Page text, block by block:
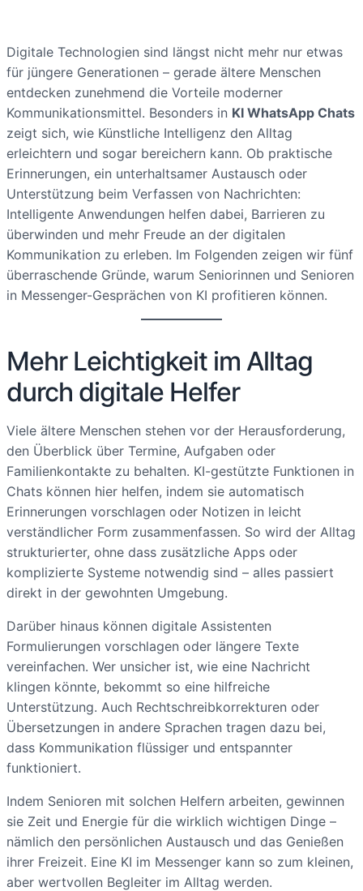
Digitale Technologien sind längst nicht mehr nur etwas
für jüngere Generationen – gerade ältere Menschen
entdecken zunehmend die Vorteile moderner
Kommunikationsmittel. Besonders in KI WhatsApp Chats
zeigt sich, wie Künstliche Intelligenz den Alltag
erleichtern und sogar bereichern kann. Ob praktische
Erinnerungen, ein unterhaltsamer Austausch oder
Unterstützung beim Verfassen von Nachrichten:
Intelligente Anwendungen helfen dabei, Barrieren zu
überwinden und mehr Freude an der digitalen
Kommunikation zu erleben. Im Folgenden zeigen wir fünf
überraschende Gründe, warum Seniorinnen und Senioren
in Messenger-Gesprächen von KI profitieren können.
Mehr Leichtigkeit im Alltag
durch digitale Helfer
Viele ältere Menschen stehen vor der Herausforderung,
den Überblick über Termine, Aufgaben oder
Familienkontakte zu behalten. KI-gestützte Funktionen in
Chats können hier helfen, indem sie automatisch
Erinnerungen vorschlagen oder Notizen in leicht
verständlicher Form zusammenfassen. So wird der Alltag
strukturierter, ohne dass zusätzliche Apps oder
komplizierte Systeme notwendig sind – alles passiert
direkt in der gewohnten Umgebung.
Darüber hinaus können digitale Assistenten
Formulierungen vorschlagen oder längere Texte
vereinfachen. Wer unsicher ist, wie eine Nachricht
klingen könnte, bekommt so eine hilfreiche
Unterstützung. Auch Rechtschreibkorrekturen oder
Übersetzungen in andere Sprachen tragen dazu bei,
dass Kommunikation flüssiger und entspannter
funktioniert.
Indem Senioren mit solchen Helfern arbeiten, gewinnen
sie Zeit und Energie für die wirklich wichtigen Dinge –
nämlich den persönlichen Austausch und das Genießen
ihrer Freizeit. Eine KI im Messenger kann so zum kleinen,
aber wertvollen Begleiter im Alltag werden.